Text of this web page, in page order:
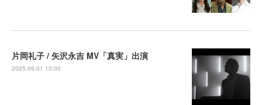
片岡礼子 / 矢沢永吉 MV「真実」出演
2025.09.01 10:00